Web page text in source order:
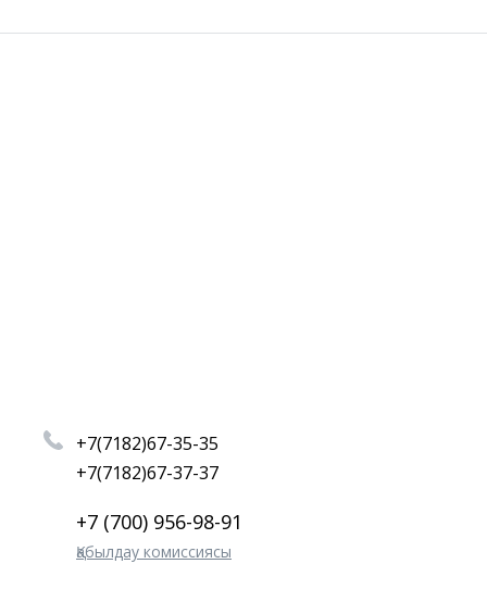
+7(7182)67-35-35
+7(7182)67-37-37
+7 (700) 956-98-91
Қабылдау комиссиясы